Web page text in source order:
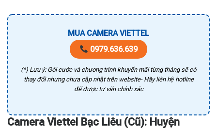
MUA CAMERA VIETTEL
0979.636.639
(*) Lưu ý: Gói cước và chương trình khuyến mãi từng tháng sẽ có
thay đổi nhưng chưa cập nhật trên website- Hãy liên hệ hotline
để được tư vấn chính xác
Camera Viettel Bạc Liêu (Cũ): Huyện